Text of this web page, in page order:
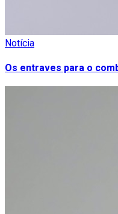
Notícia
Os entraves para o